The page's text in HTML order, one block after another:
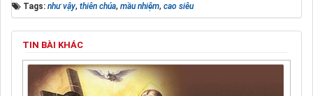
Tags: như vậy, thiên chúa, mầu nhiệm, cao siêu
TIN BÀI KHÁC